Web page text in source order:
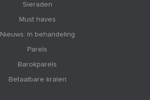
Sieraden
Must haves
Nieuws: In behandeling
Parels
Barokparels
Betaalbare kralen